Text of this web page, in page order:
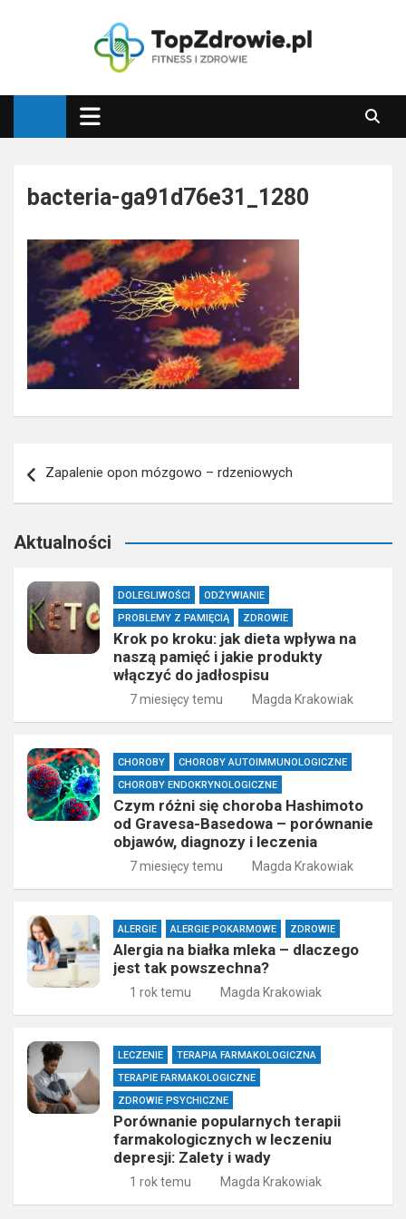
Top Zdrowie
bacteria-ga91d76e31_1280
wpisu
Zapalenie opon mózgowo – rdzeniowych
Aktualności
DOLEGLIWOŚCI
ODŻYWIANIE
PROBLEMY Z PAMIĘCIĄ
ZDROWIE
Krok po kroku: jak dieta wpływa na
naszą pamięć i jakie produkty
włączyć do jadłospisu
7 miesięcy temu Magda Krakowiak
CHOROBY
CHOROBY AUTOIMMUNOLOGICZNE
CHOROBY ENDOKRYNOLOGICZNE
Czym różni się choroba Hashimoto
od Gravesa-Basedowa – porównanie
objawów, diagnozy i leczenia
7 miesięcy temu Magda Krakowiak
ALERGIE ALERGIE POKARMOWE ZDROWIE
Alergia na białka mleka – dlaczego
jest tak powszechna?
1 rok temu Magda Krakowiak
LECZENIE
TERAPIA FARMAKOLOGICZNA
TERAPIE FARMAKOLOGICZNE
ZDROWIE PSYCHICZNE
Porównanie popularnych terapii
farmakologicznych w leczeniu
depresji: Zalety i wady
1 rok temu Magda Krakowiak